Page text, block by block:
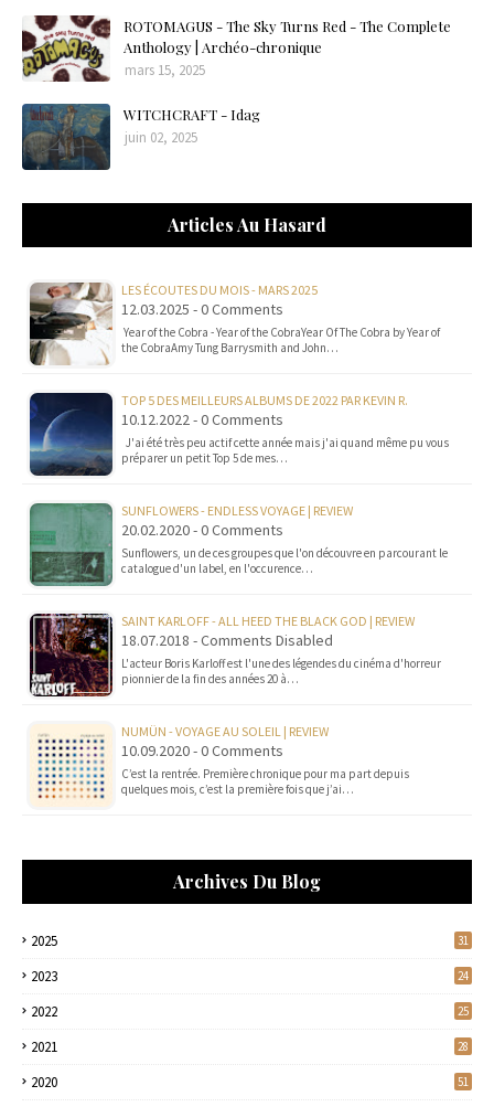
ROTOMAGUS - The Sky Turns Red - The Complete
Anthology | Archéo-chronique
mars 15, 2025
WITCHCRAFT - Idag
juin 02, 2025
Articles Au Hasard
LES ÉCOUTES DU MOIS - MARS 2025
12.03.2025 - 0 Comments
Year of the Cobra - Year of the CobraYear Of The Cobra by Year of
the CobraAmy Tung Barrysmith and John…
TOP 5 DES MEILLEURS ALBUMS DE 2022 PAR KEVIN R.
10.12.2022 - 0 Comments
J'ai été très peu actif cette année mais j'ai quand même pu vous
préparer un petit Top 5 de mes…
SUNFLOWERS - ENDLESS VOYAGE | REVIEW
20.02.2020 - 0 Comments
Sunflowers, un de ces groupes que l'on découvre en parcourant le
catalogue d'un label, en l'occurence…
SAINT KARLOFF - ALL HEED THE BLACK GOD | REVIEW
18.07.2018 - Comments Disabled
L'acteur Boris Karloff est l'une des légendes du cinéma d'horreur
pionnier de la fin des années 20 à…
NUMÜN - VOYAGE AU SOLEIL | REVIEW
10.09.2020 - 0 Comments
C’est la rentrée. Première chronique pour ma part depuis
quelques mois, c’est la première fois que j’ai…
Archives Du Blog
2025 31
2023 24
2022 25
2021 28
2020 51